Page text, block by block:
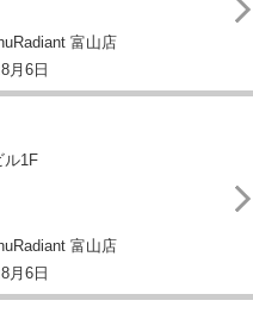
富山店
月6日
ル1F
富山店
月6日